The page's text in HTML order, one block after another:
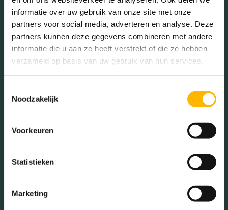
informatie over uw gebruik van onze site met onze
partners voor social media, adverteren en analyse. Deze
partners kunnen deze gegevens combineren met andere
informatie die u aan ze heeft verstrekt of die ze hebben
verzameld op basis van uw gebruik van hun services.
Noodzakelijk
Voorkeuren
Statistieken
Marketing
Geslacht
Éénpersoons huishoudens